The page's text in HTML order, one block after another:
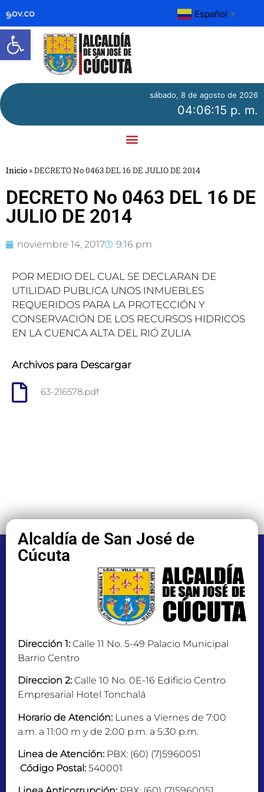
Abrir barra de herramientas
Español ▼
sábado, 8 de agosto de 2026
04:06:15 p. m.
Inicio »DECRETO No 0463 DEL 16 DE JULIO DE 2014
DECRETO No 0463 DEL 16 DE
JULIO DE 2014
noviembre 14, 2017 9:16 pm
POR MEDIO DEL CUAL SE DECLARAN DE
UTILIDAD PUBLICA UNOS INMUEBLES
REQUERIDOS PARA LA PROTECCIÓN Y
CONSERVACIÓN DE LOS RECURSOS HIDRICOS
EN LA CUENCA ALTA DEL RIÓ ZULIA
Archivos para Descargar
63-216578.pdf
Alcaldía de San José de
Cúcuta
Dirección 1: Calle 11 No. 5-49 Palacio Municipal
Barrio Centro
Direccion 2: Calle 10 No. 0E-16 Edificio Centro
Empresarial Hotel Tonchalá
Horario de Atención: Lunes a Viernes de 7:00
a.m. a 11:00 m y de 2:00 p.m. a 5:30 p.m.
Linea de Atención: PBX: (60) (7)5960051
Código Postal: 540001